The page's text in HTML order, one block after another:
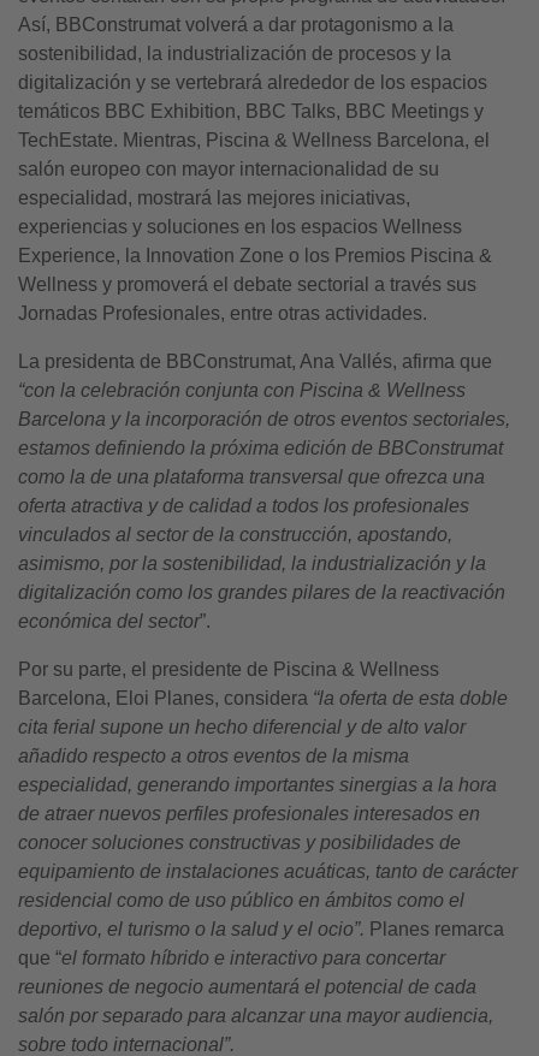
Así, BBConstrumat volverá a dar protagonismo a la
sostenibilidad, la industrialización de procesos y la
digitalización y se vertebrará alrededor de los espacios
temáticos BBC Exhibition, BBC Talks, BBC Meetings y
TechEstate. Mientras, Piscina & Wellness Barcelona, el
salón europeo con mayor internacionalidad de su
especialidad, mostrará las mejores iniciativas,
experiencias y soluciones en los espacios Wellness
Experience, la Innovation Zone o los Premios Piscina &
Wellness y promoverá el debate sectorial a través sus
Jornadas Profesionales, entre otras actividades.
La presidenta de BBConstrumat, Ana Vallés, afirma que
“con la celebración conjunta con Piscina & Wellness
Barcelona y la incorporación de otros eventos sectoriales,
estamos definiendo la próxima edición de BBConstrumat
como la de una plataforma transversal que ofrezca una
oferta atractiva y de calidad a todos los profesionales
vinculados al sector de la construcción, apostando,
asimismo, por la sostenibilidad, la industrialización y la
digitalización como los grandes pilares de la reactivación
económica del sector”.
Por su parte, el presidente de Piscina & Wellness
Barcelona, Eloi Planes, considera “la oferta de esta doble
cita ferial supone un hecho diferencial y de alto valor
añadido respecto a otros eventos de la misma
especialidad, generando importantes sinergias a la hora
de atraer nuevos perfiles profesionales interesados en
conocer soluciones constructivas y posibilidades de
equipamiento de instalaciones acuáticas, tanto de carácter
residencial como de uso público en ámbitos como el
deportivo, el turismo o la salud y el ocio”. Planes remarca
que “el formato híbrido e interactivo para concertar
reuniones de negocio aumentará el potencial de cada
salón por separado para alcanzar una mayor audiencia,
sobre todo internacional”.